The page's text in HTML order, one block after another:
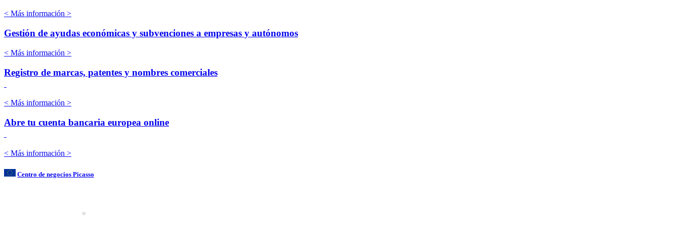
< Más información >
Gestión de ayudas económicas y subvenciones a empresas y autónomos
< Más información >
Registro de marcas, patentes y nombres comerciales
< Más información >
Abre tu cuenta bancaria europea online
< Más información >
Centro de negocios Picasso